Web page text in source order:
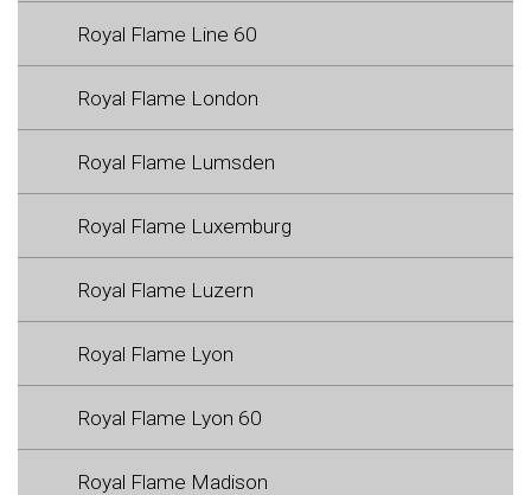
Royal Flame Line 60
Royal Flame London
Royal Flame Lumsden
Royal Flame Luxemburg
Royal Flame Luzern
Royal Flame Lyon
Royal Flame Lyon 60
Royal Flame Madison